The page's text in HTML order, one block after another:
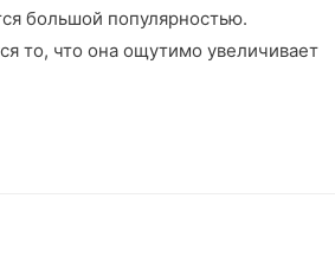
большой популярностью.
то, что она ощутимо увеличивает